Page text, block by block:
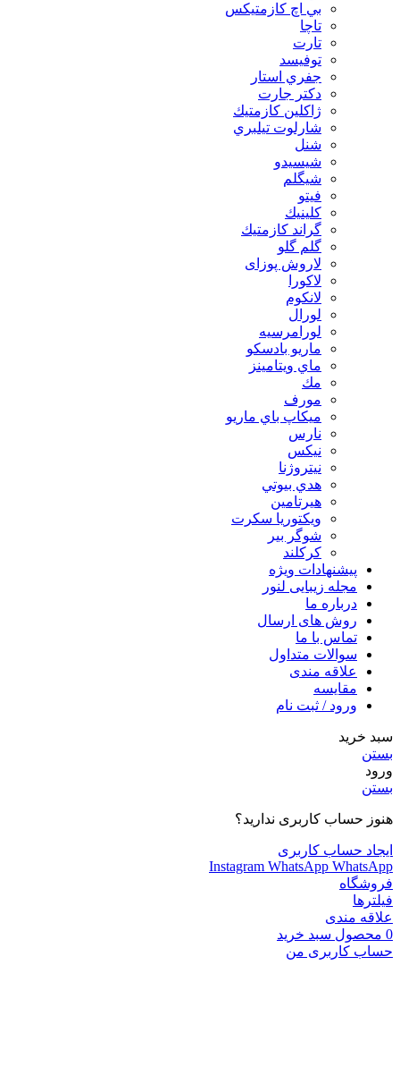
بي اچ كازمتيكس
تاچا
تارت
توفيسد
جفري استار
دكتر جارت
ژاكلين كازمتيك
شارلوت تيلبري
شنل
شيسيدو
شیگلم
فيتو
كلينيك
گراند كازمتيك
گلم گلو
لاروش پوزای
لاكورا
لانكوم
لورال
لورامرسيه
ماريو بادسكو
ماي ويتامينز
مك
مورف
ميكاپ باي ماريو
نارس
نيكس
نیتروژنا
هدي بيوتي
هیرتامین
ویکتوریا سکرت
شوگر بير
کرکلند
پیشنهادات ویژه
مجله زیبایی لنور
درباره ما
روش های ارسال
تماس با ما
سوالات متداول
علاقه مندی
مقایسه
ورود / ثبت نام
سبد خرید
بستن
ورود
بستن
هنوز حساب کاربری ندارید؟
ایجاد حساب کاربری
Instagram WhatsApp WhatsApp
فروشگاه
فیلترها
علاقه مندی
0 محصول سبد خرید
حساب کاربری من